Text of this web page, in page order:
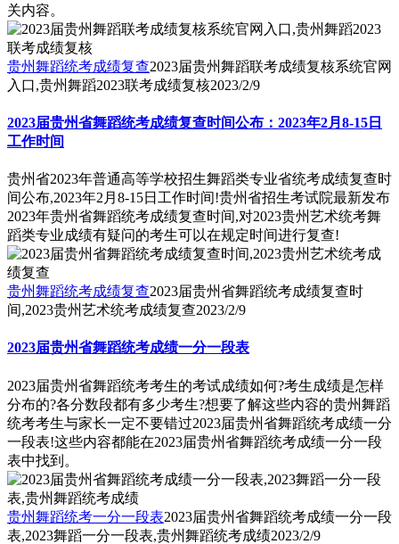
关内容。
贵州舞蹈统考成绩复查2023届贵州舞蹈联考成绩复核系统官网
入口,贵州舞蹈2023联考成绩复核2023/2/9
2023届贵州省舞蹈统考成绩复查时间公布：2023年2月8-15日
工作时间
贵州省2023年普通高等学校招生舞蹈类专业省统考成绩复查时
间公布,2023年2月8-15日工作时间!贵州省招生考试院最新发布
2023年贵州省舞蹈统考成绩复查时间,对2023贵州艺术统考舞
蹈类专业成绩有疑问的考生可以在规定时间进行复查!
贵州舞蹈统考成绩复查2023届贵州省舞蹈统考成绩复查时
间,2023贵州艺术统考成绩复查2023/2/9
2023届贵州省舞蹈统考成绩一分一段表
2023届贵州省舞蹈统考考生的考试成绩如何?考生成绩是怎样
分布的?各分数段都有多少考生?想要了解这些内容的贵州舞蹈
统考考生与家长一定不要错过2023届贵州省舞蹈统考成绩一分
一段表!这些内容都能在2023届贵州省舞蹈统考成绩一分一段
表中找到。
贵州舞蹈统考一分一段表2023届贵州省舞蹈统考成绩一分一段
表,2023舞蹈一分一段表,贵州舞蹈统考成绩2023/2/9